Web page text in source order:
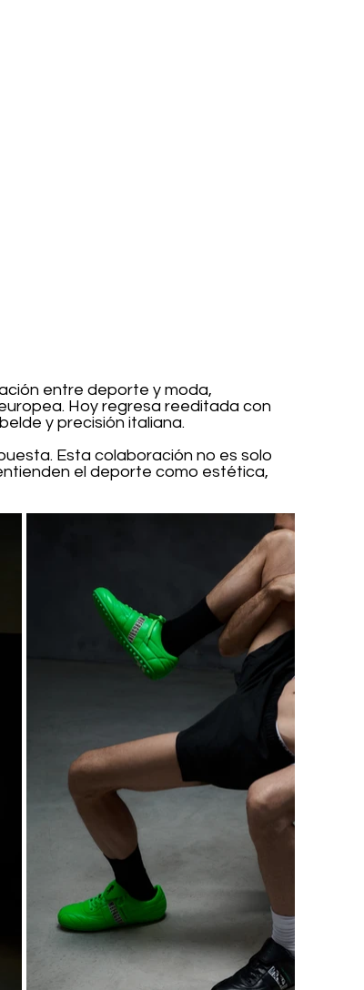
entre deporte y moda,
Hoy regresa reeditada con
y precisión italiana.
Esta colaboración no es solo
el deporte como estética,